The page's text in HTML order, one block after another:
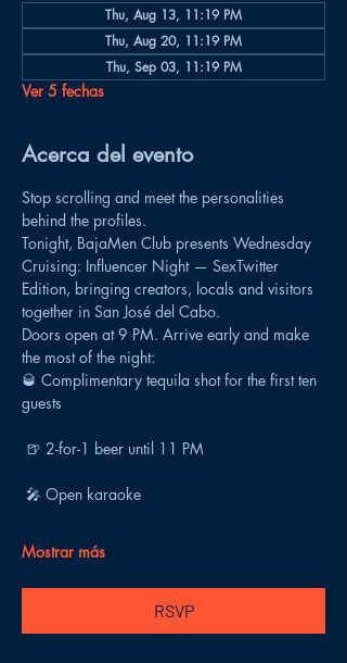
Thu, Aug 13, 11:19 PM
Thu, Aug 20, 11:19 PM
Thu, Sep 03, 11:19 PM
Ver 5 fechas
Acerca del evento
Stop scrolling and meet the personalities
behind the profiles.
Tonight, BajaMen Club presents Wednesday
Cruising: Influencer Night — SexTwitter
Edition, bringing creators, locals and visitors
together in San José del Cabo.
Doors open at 9 PM. Arrive early and make
the most of the night:
🥃 Complimentary tequila shot for the first ten
guests
🍺 2-for-1 beer until 11 PM
🎤 Open karaoke
Mostrar más
RSVP